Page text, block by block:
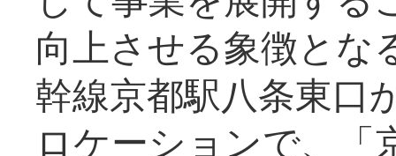
向上させる象徴とな
幹線京都駅八条東口
ロケーションで、「